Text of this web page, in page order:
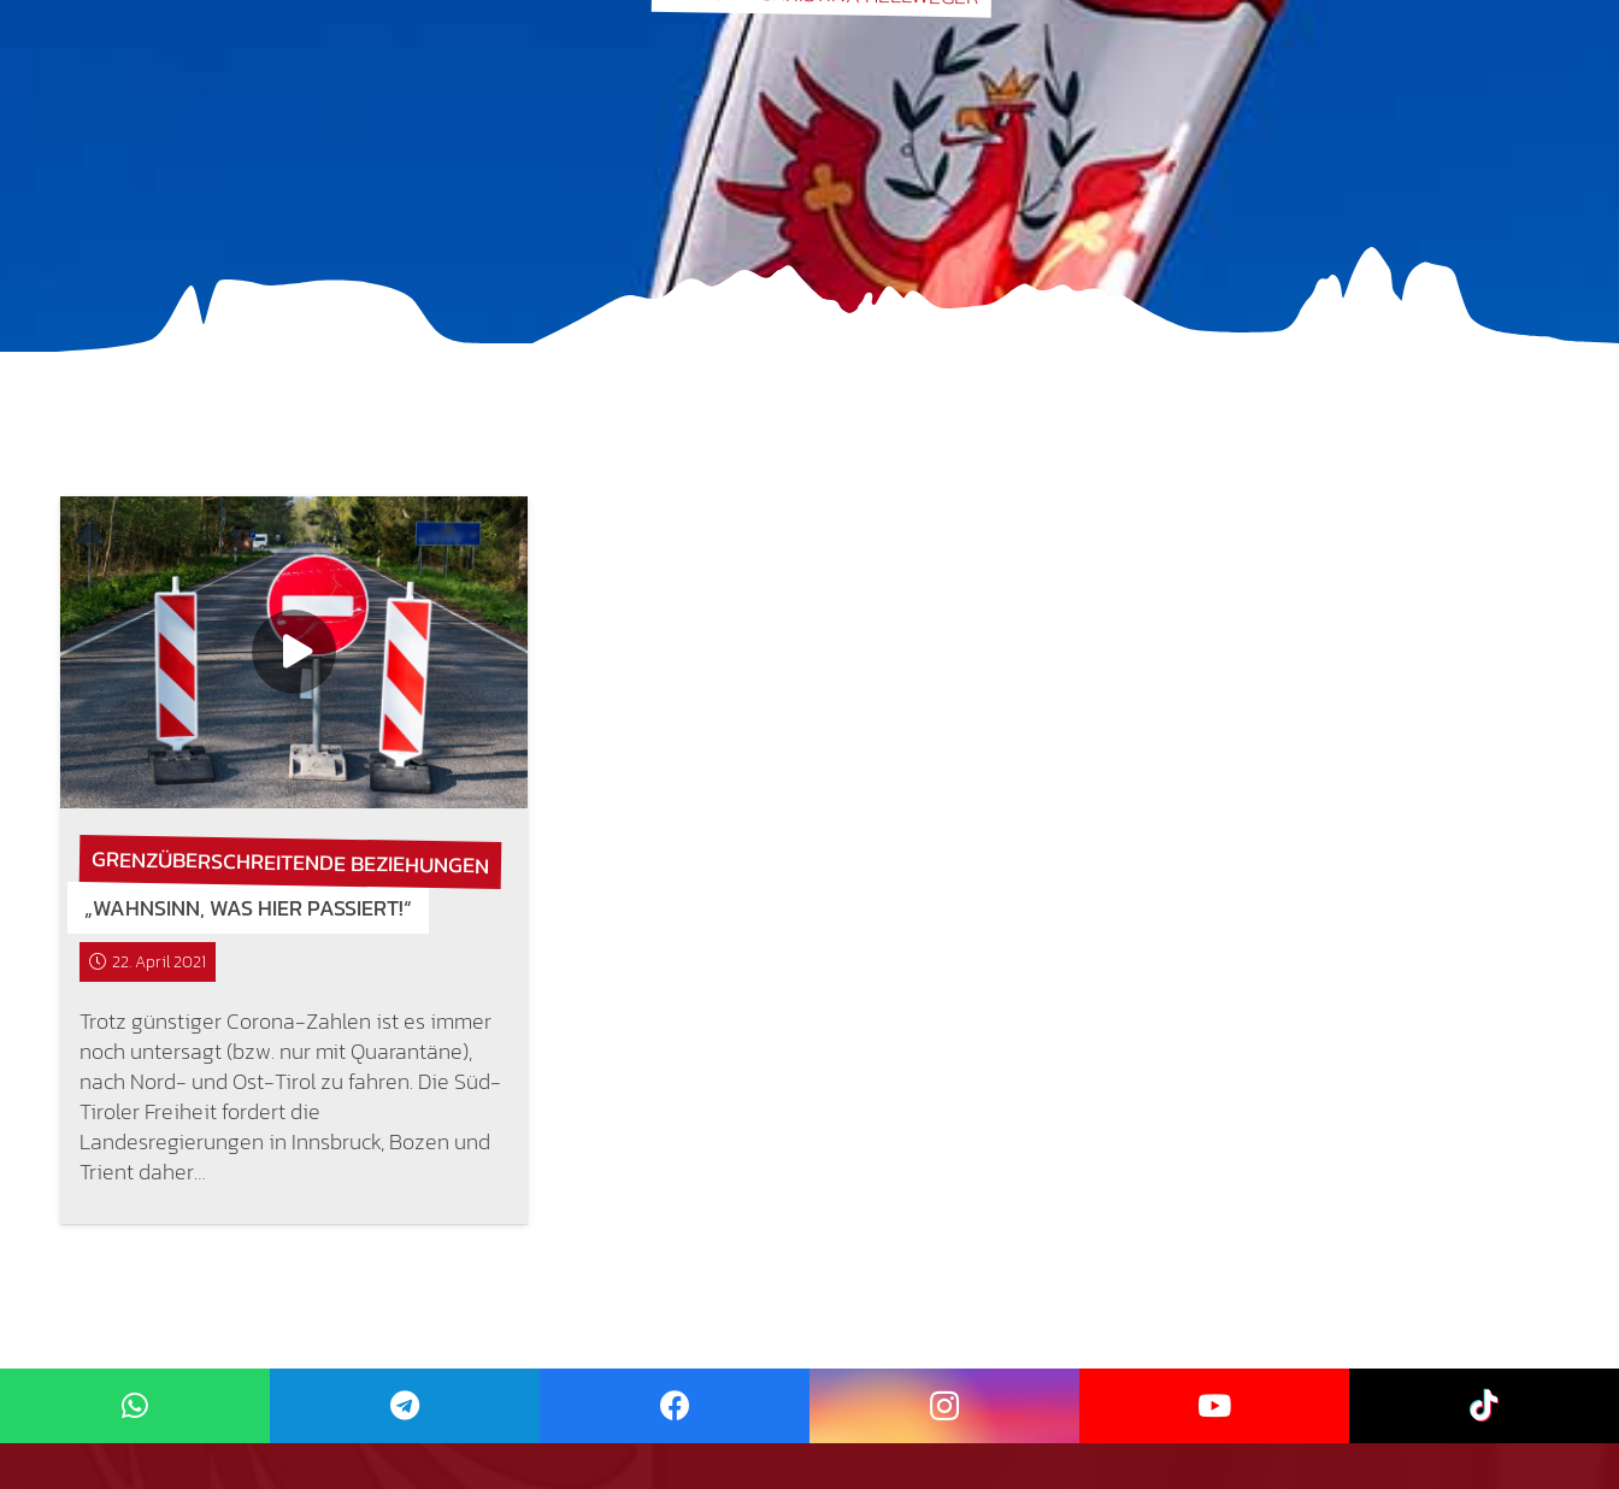
GRENZÜBERSCHREITENDE BEZIEHUNGEN
„WAHNSINN, WAS HIER PASSIERT!“
22. April 2021
Trotz günstiger Corona-Zahlen ist es immer
noch untersagt (bzw. nur mit Quarantäne),
nach Nord- und Ost-Tirol zu fahren. Die Süd-
Tiroler Freiheit fordert die
Landesregierungen in Innsbruck, Bozen und
Trient daher…